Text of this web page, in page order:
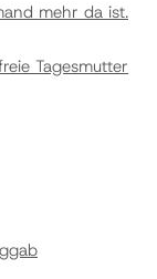
mehr da ist.
Tagesmutter